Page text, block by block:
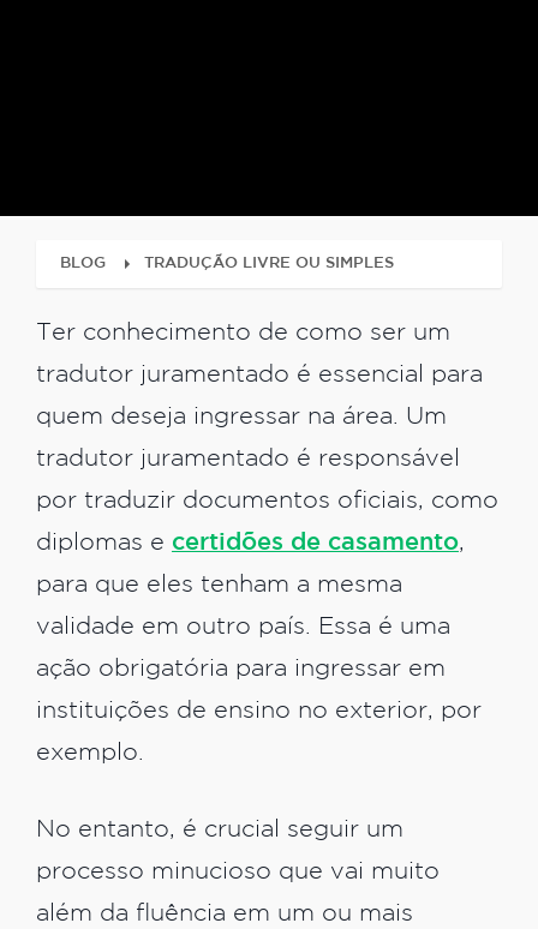
BLOG TRADUÇÃO LIVRE OU SIMPLES
Ter conhecimento de como ser um
tradutor juramentado é essencial para
quem deseja ingressar na área. Um
tradutor juramentado é responsável
por traduzir documentos oficiais, como
diplomas e certidões de casamento,
para que eles tenham a mesma
validade em outro país. Essa é uma
ação obrigatória para ingressar em
instituições de ensino no exterior, por
exemplo.
No entanto, é crucial seguir um
processo minucioso que vai muito
além da fluência em um ou mais